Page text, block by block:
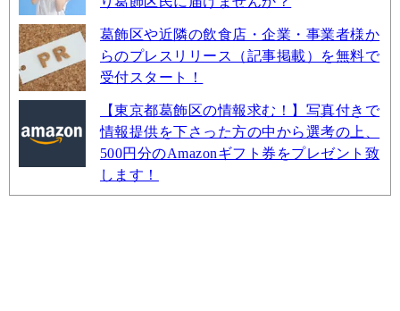
葛飾区や近隣の飲食店・企業・事業者様か
らのプレスリリース（記事掲載）を無料で
受付スタート！
【東京都葛飾区の情報求む！】写真付きで
情報提供を下さった方の中から選考の上、
500円分のAmazonギフト券をプレゼント致
します！